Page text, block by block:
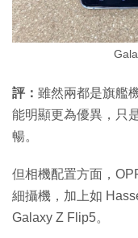
評： 雖然兩都是旗艦
能明顯更為優異，只
暢。
但相機配置方面，
細攝機，加上如
Galaxy Z Flip5。